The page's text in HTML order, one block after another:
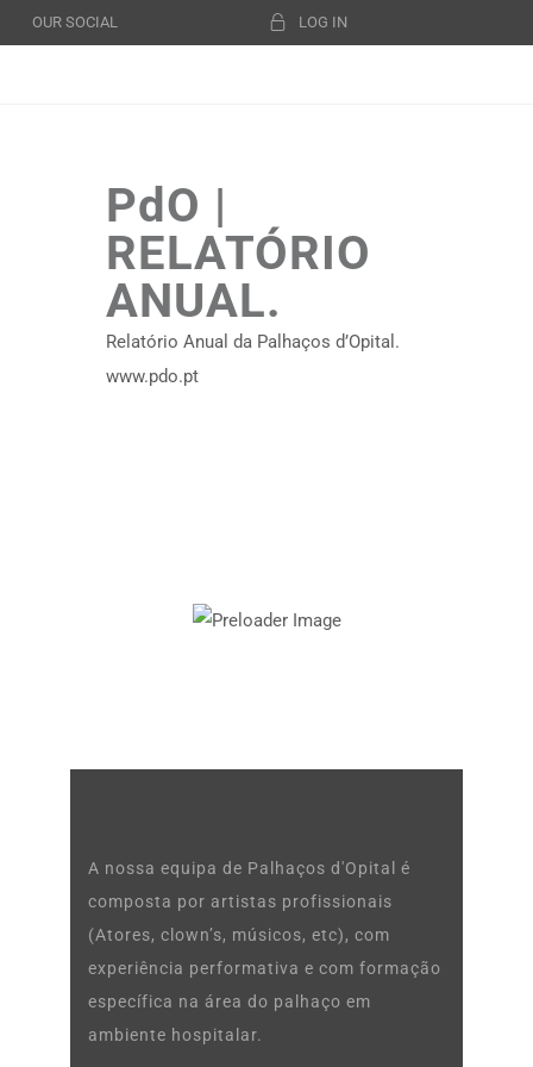
OUR SOCIAL LOG IN
PdO |
RELATÓRIO
ANUAL.
Relatório Anual da Palhaços d’Opital.
www.pdo.pt
A nossa equipa de Palhaços d'Opital é
composta por artistas profissionais
(Atores, clown’s, músicos, etc), com
experiência performativa e com formação
específica na área do palhaço em
ambiente hospitalar.